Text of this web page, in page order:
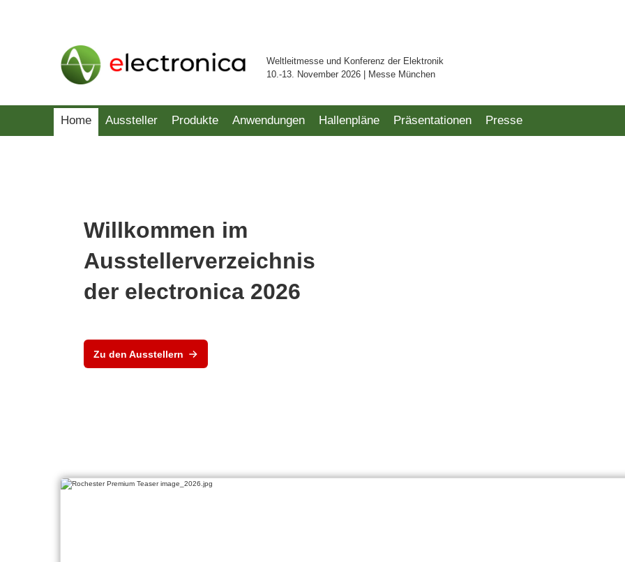
Weltleitmesse und Konferenz der Elektronik
10.-13. November 2026 | Messe München
Home Aussteller Produkte Anwendungen Hallenpläne Präsentationen Presse
Willkommen im
Ausstellerverzeichnis
der electronica 2026
Zu den Ausstellern